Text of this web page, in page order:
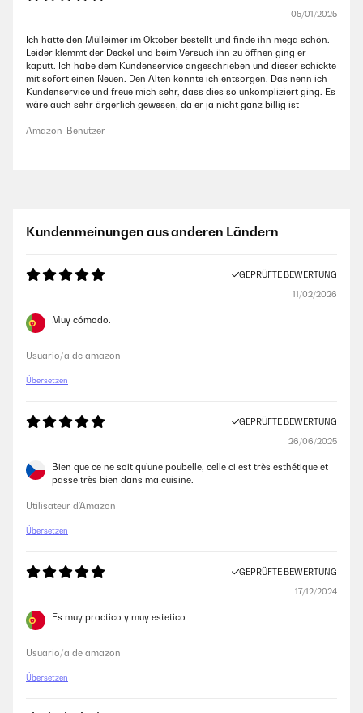
05/01/2025
Ich hatte den Mülleimer im Oktober bestellt und finde ihn mega schön.
Leider klemmt der Deckel und beim Versuch ihn zu öffnen ging er
kaputt. Ich habe dem Kundenservice angeschrieben und dieser schickte
mit sofort einen Neuen. Den Alten konnte ich entsorgen. Das nenn ich
Kundenservice und freue mich sehr, dass dies so unkompliziert ging. Es
wäre auch sehr ärgerlich gewesen, da er ja nicht ganz billig ist
Amazon-Benutzer
Kundenmeinungen aus anderen Ländern
GEPRÜFTE BEWERTUNG
11/02/2026
Muy cómodo.
Usuario/a de amazon
Übersetzen
GEPRÜFTE BEWERTUNG
26/06/2025
Bien que ce ne soit qu’une poubelle, celle ci est très esthétique et
passe très bien dans ma cuisine.
Utilisateur d'Amazon
Übersetzen
GEPRÜFTE BEWERTUNG
17/12/2024
Es muy practico y muy estetico
Usuario/a de amazon
Übersetzen